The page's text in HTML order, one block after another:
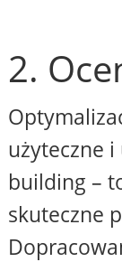
2.
użyteczne
building –
skuteczne